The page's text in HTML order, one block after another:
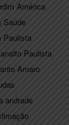
América
Saúde
Paulista
Paulista
Amaro
andrade